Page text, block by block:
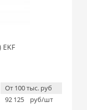
От 100 тыс. руб
92 125
руб/шт